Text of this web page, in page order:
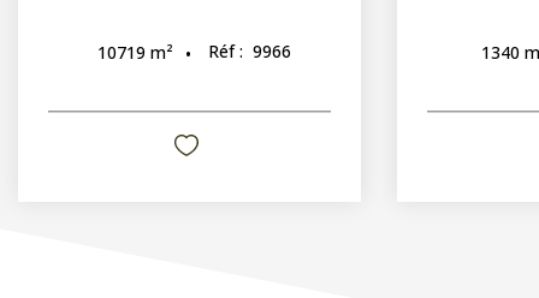
10719 m² Réf : 9966 1340